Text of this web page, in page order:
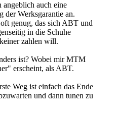
auch eine
der Werksgarantie an.
genug, das sich ABT und
in die Schuhe
zahlen will.
ist? Wobei mir MTM
erscheint, als ABT.
Weg ist einfach das Ende
und dann tunen zu